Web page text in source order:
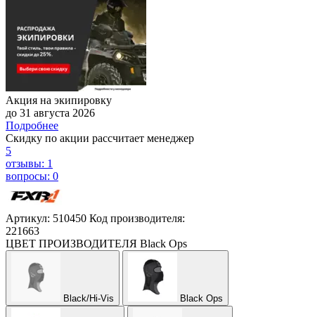
Акция на экипировку
до 31 августа 2026
Подробнее
Скидку по акции рассчитает менеджер
5
отзывы: 1
вопросы: 0
Артикул: 510450 Код производителя:
221663
ЦВЕТ ПРОИЗВОДИТЕЛЯ Black Ops
Black/Hi-Vis Black Ops